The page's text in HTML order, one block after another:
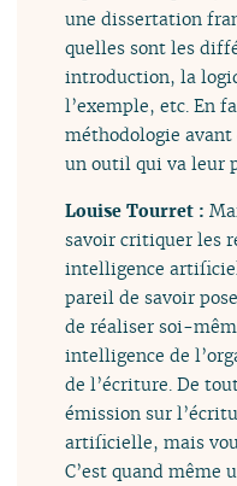
une dissertation
quelles sont les
introduction, la
l’exemple, etc. En
méthodologie
un outil qui va leur
Louise Tourret :
savoir critiquer les
intelligence
pareil de savoir
de réaliser soi-
intelligence de
de l’écriture. De
émission sur
artificielle, mais
C’est quand même